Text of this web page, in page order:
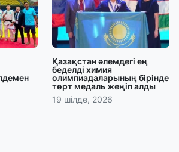
Қазақстан әлемдегі ең
беделді химия
олимпиадаларының бірінде
төрт медаль жеңіп алды
19 шілде, 2026